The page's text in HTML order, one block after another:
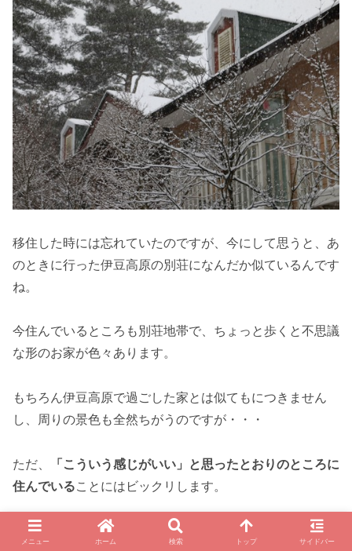
移住した時には忘れていたのですが、今にして思うと、あ
のときに行った伊豆高原の別荘になんだか似ているんです
ね。
今住んでいるところも別荘地帯で、ちょっと歩くと不思議
な形のお家が色々あります。
もちろん伊豆高原で過ごした家とは似てもにつきません
し、周りの景色も全然ちがうのですが・・・
ただ、
「こういう感じがいい」と思ったとおりのところに
住んでいることにはビックリします。
時を経て、夢がかなったんです。
メニュー ホーム 検索 トップ サイドバー